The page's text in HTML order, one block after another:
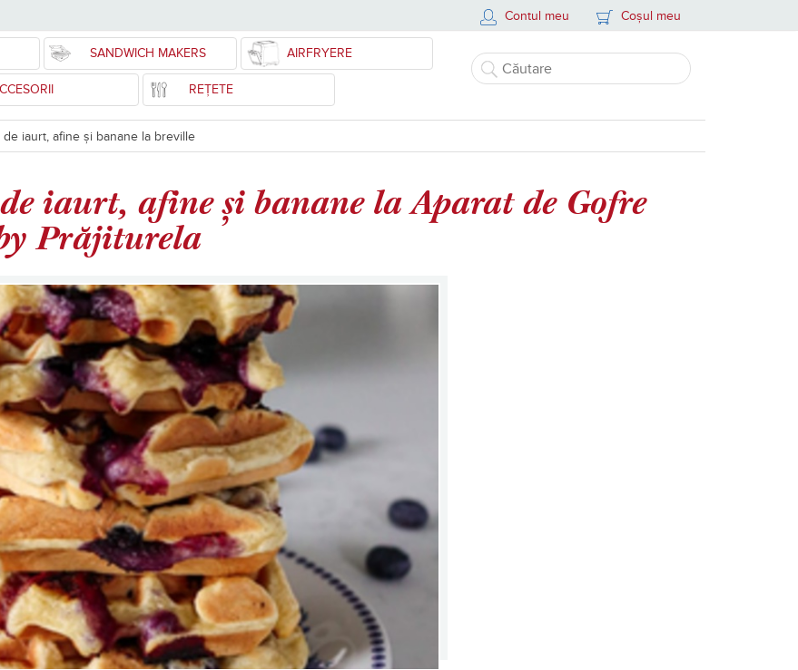
Contul meu Coșul meu
SANDWICH MAKERS AIRFRYERE
REȚETE
iaurt, afine și banane la breville
iaurt, afine și banane la Aparat de Gofre
Prăjiturela